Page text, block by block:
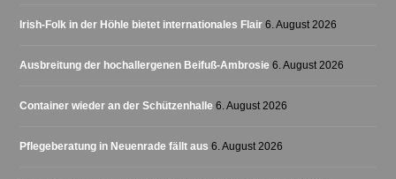
Irish-Folk in der Höhle bietet internationales Flair 6. August 2026
Ausbreitung der hochallergenen Beifuß-Ambrosie 6. August 2026
Container wieder an der Schützenhalle 6. August 2026
Pflegeberatung in Neuenrade fällt aus 6. August 2026